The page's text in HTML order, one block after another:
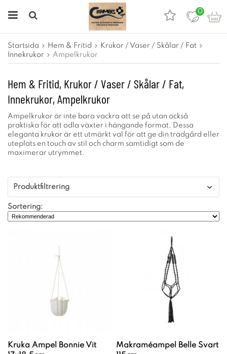
0
Startsida Hem & Fritid
Krukor / Vaser / Skålar / Fat
Innekrukor
Ampelkrukor
Hem & Fritid, Krukor / Vaser / Skålar / Fat,
Innekrukor, Ampelkrukor
Ampelkrukor är inte bara vackra att se på utan också
praktiska för att odla växter i hängande format. Dessa
eleganta krukor är ett utmärkt val för att ge din trädgård eller
uteplats en touch av stil och charm samtidigt som de
maximerar utrymmet.
Produktfiltrering
Sortering:
Kruka Ampel Bonnie Vit
Makraméampel Belle Svart